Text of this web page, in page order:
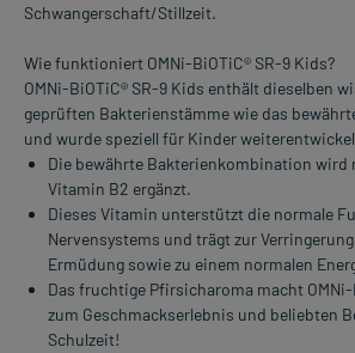
Schwangerschaft/Stillzeit.
Wie funktioniert OMNi-BiOTiC® SR-9 Kids?
OMNi-BiOTiC® SR-9 Kids enthält dieselben
geprüften Bakterienstämme wie das
und wurde speziell für Kinder
Die bewährte Bakterienkombination wird
Vitamin B2 ergänzt.
Dieses Vitamin unterstützt die normale
Nervensystems und trägt zur
Ermüdung sowie zu einem normalen
Das fruchtige Pfirsicharoma macht OMNi-
zum Geschmackserlebnis und beliebten
Schulzeit!